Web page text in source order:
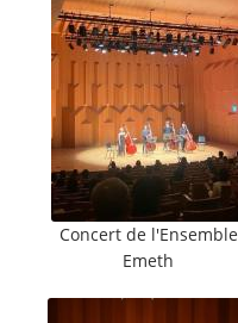
Concert de l'Ensemble
Emeth